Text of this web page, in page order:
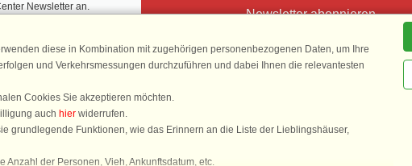
Newsletter an.
und Urlaubstipps!
Newsletter abonnieren
basierend auf mehr 135.870
diese in Kombination mit zugehörigen personenbezogenen Daten, um Ihre
und Verkehrsmessungen durchzuführen und dabei Ihnen die relevantesten
Cookies Sie akzeptieren möchten.
auch hier widerrufen.
grundlegende Funktionen, wie das Erinnern an die Liste der Lieblingshäuser,
der Personen, Vieh, Ankunftsdatum, etc.